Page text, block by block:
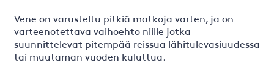
Vene on varusteltu pitkiä matkoja varten, ja on
varteenotettava vaihoehto niille jotka
suunnittelevat pitempää reissua lähitulevasiuudessa
tai muutaman vuoden kuluttua.